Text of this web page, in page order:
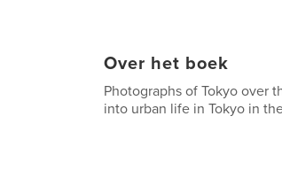
Over het boek
Photographs of Tokyo over
into urban life in Tokyo in